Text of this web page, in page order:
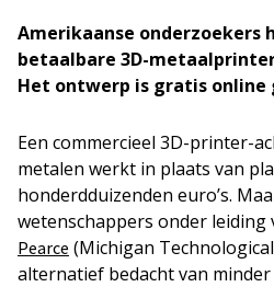
Amerikaanse onderzoekers
betaalbare 3D-
Het ontwerp is gratis online
Een commercieel 3D-printer-
metalen werkt in plaats van
honderdduizenden euro’s.
wetenschappers onder leiding
Pearce (Michigan
alternatief bedacht van minder